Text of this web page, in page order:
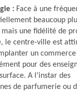
: Face à une
beaucoup
une fidélité de
le centre-ville est
un commerce
pour des
A l’instar des
de parfumerie ou